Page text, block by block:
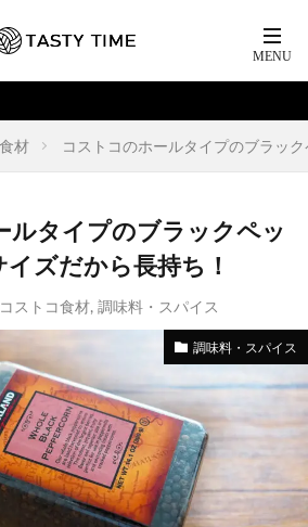
材 コストコのホールタイプのブラッ
ルタイプのブラックペッ
ズだから長持ち！
コストコ食材, 調味料・スパイス
調味料・スパイス